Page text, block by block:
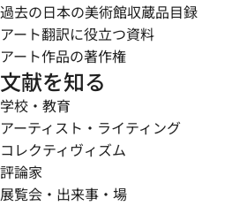
過去の日本の美術館収蔵品目録
アート翻訳に役立つ資料
アート作品の著作権
文献を知る
学校・教育
アーティスト・ライティング
コレクティヴィズム
評論家
展覧会・出来事・場